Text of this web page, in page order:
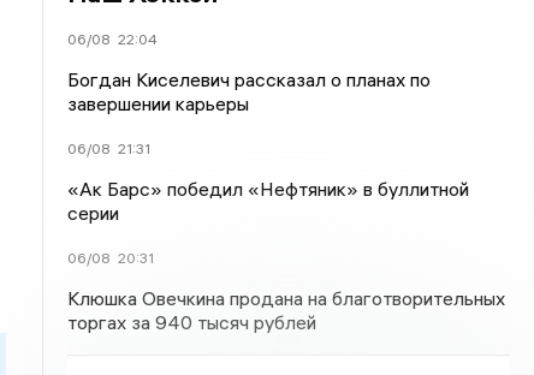
06/08 22:04
Богдан Киселевич рассказал о планах по
завершении карьеры
06/08 21:31
«Ак Барс» победил «Нефтяник» в буллитной
серии
06/08 20:31
Клюшка Овечкина продана на благотворительных
торгах за 940 тысяч рублей